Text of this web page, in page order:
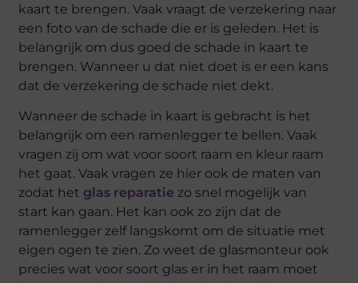
kaart te brengen. Vaak vraagt de verzekering naar
een foto van de schade die er is geleden. Het is
belangrijk om dus goed de schade in kaart te
brengen. Wanneer u dat niet doet is er een kans
dat de verzekering de schade niet dekt.
Wanneer de schade in kaart is gebracht is het
belangrijk om een ramenlegger te bellen. Vaak
vragen zij om wat voor soort raam en kleur raam
het gaat. Vaak vragen ze hier ook de maten van
zodat het glas reparatie zo snel mogelijk van
start kan gaan. Het kan ook zo zijn dat de
ramenlegger zelf langskomt om de situatie met
eigen ogen te zien. Zo weet de glasmonteur ook
precies wat voor soort glas er in het raam moet